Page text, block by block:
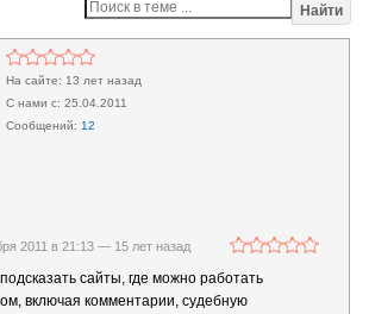
Найти
13 лет назад
25.04.2011
12
2011 в 21:13 — 15 лет назад
сайты, где можно работать
включая комментарии, судебную